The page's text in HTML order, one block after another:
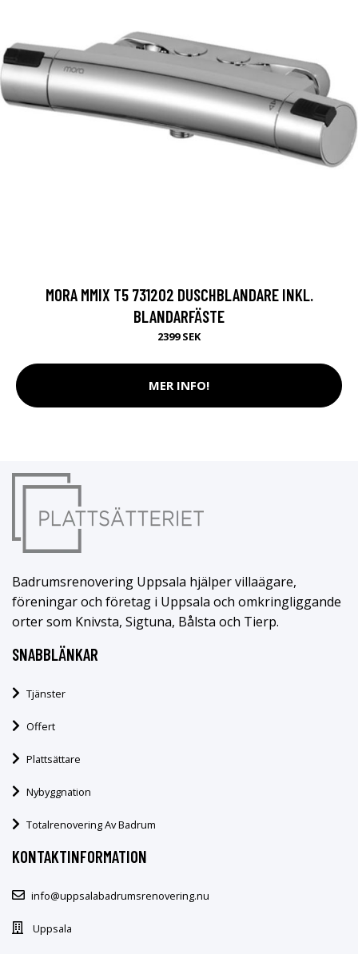
MORA MMIX T5 731202 DUSCHBLANDARE INKL.
BLANDARFÄSTE
2399 SEK
MER INFO!
Badrumsrenovering Uppsala hjälper villaägare,
föreningar och företag i Uppsala och omkringliggande
orter som Knivsta, Sigtuna, Bålsta och Tierp.
SNABBLÄNKAR
Tjänster
Offert
Plattsättare
Nybyggnation
Totalrenovering Av Badrum
KONTAKTINFORMATION
info@uppsalabadrumsrenovering.nu
Uppsala